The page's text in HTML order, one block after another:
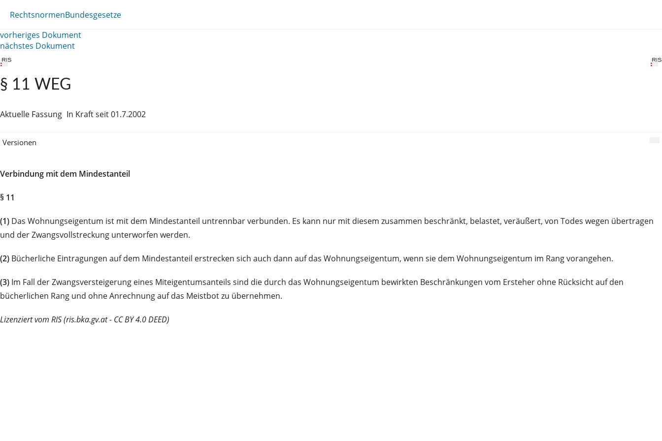
RechtsnormenBundesgesetze
vorheriges Dokument
nächstes Dokument
§ 11 WEG
Aktuelle Fassung In Kraft seit 01.7.2002
Versionen
Verbindung mit dem Mindestanteil
§ 11
(1) Das Wohnungseigentum ist mit dem Mindestanteil untrennbar verbunden. Es kann nur mit diesem zusammen beschränkt, belastet, veräußert, von Todes wegen übertragen
und der Zwangsvollstreckung unterworfen werden.
(2) Bücherliche Eintragungen auf dem Mindestanteil erstrecken sich auch dann auf das Wohnungseigentum, wenn sie dem Wohnungseigentum im Rang vorangehen.
(3) Im Fall der Zwangsversteigerung eines Miteigentumsanteils sind die durch das Wohnungseigentum bewirkten Beschränkungen vom Ersteher ohne Rücksicht auf den
bücherlichen Rang und ohne Anrechnung auf das Meistbot zu übernehmen.
Lizenziert vom RIS (ris.bka.gv.at - CC BY 4.0 DEED)